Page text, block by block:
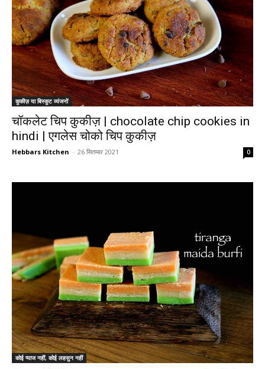
कुकीज़ या बिस्कुट व्यंजनों
चॉकलेट चिप कुकीज़ | chocolate chip cookies in
hindi | एगलेस चोको चिप कुकीज़
Hebbars Kitchen - 26 सितम्बर 2021 0
कोई प्याज नहीं, कोई लहसुन नहीं